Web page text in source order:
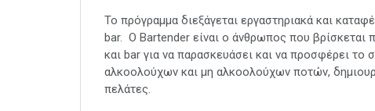
Το πρόγραμμα διεξάγεται εργαστηριακά και
bar. Ο Bartender είναι ο άνθρωπος που βρίσκεται
και bar για να παρασκευάσει και να προσφέρει το
αλκοολούχων και μη αλκοολούχων ποτών,
πελάτες.